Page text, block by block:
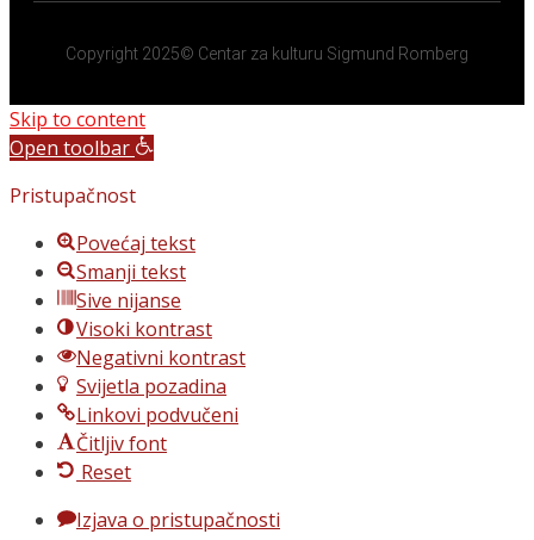
Copyright 2025© Centar za kulturu Sigmund Romberg
Skip to content
Open toolbar
Pristupačnost
Povećaj tekst
Smanji tekst
Sive nijanse
Visoki kontrast
Negativni kontrast
Svijetla pozadina
Linkovi podvučeni
Čitljiv font
Reset
Izjava o pristupačnosti